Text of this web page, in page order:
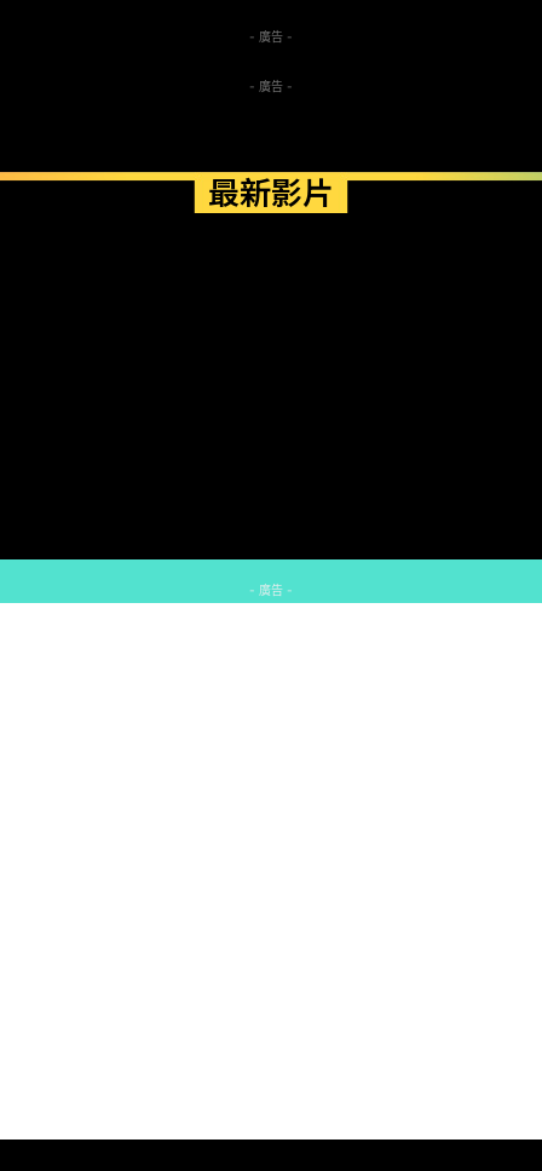
- 廣告 -
- 廣告 -
最新影片
- 廣告 -